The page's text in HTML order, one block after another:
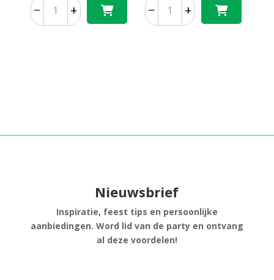
− + − +
Nieuwsbrief
Inspiratie, feest tips en persoonlijke
aanbiedingen. Word lid van de party en ontvang
al deze voordelen!